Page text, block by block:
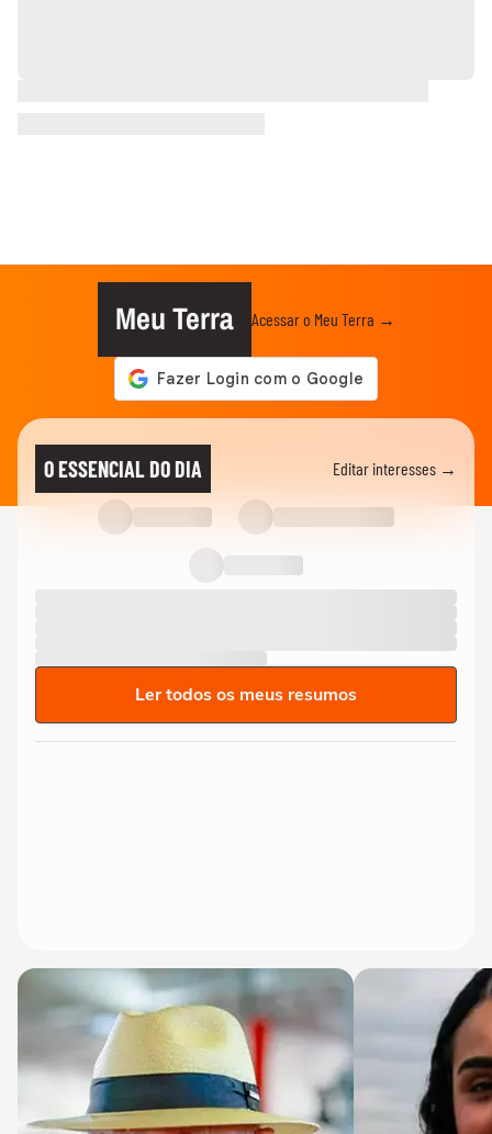
Meu Terra Acessar o Meu Terra →
O ESSENCIAL DO DIA Editar interesses →
Ler todos os meus resumos